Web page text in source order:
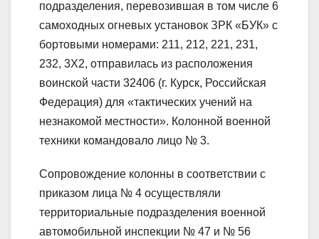
подразделения, перевозившая в том числе 6
самоходных огневых установок ЗРК «БУК» с
бортовыми номерами: 211, 212, 221, 231,
232, 3Х2, отправилась из расположения
воинской части 32406 (г. Курск, Российская
Федерация) для «тактических учений на
незнакомой местности». Колонной военной
техники командовало лицо № 3.
Сопровождение колонны в соответствии с
приказом лица № 4 осуществляли
территориальные подразделения военной
автомобильной инспекции № 47 и № 56